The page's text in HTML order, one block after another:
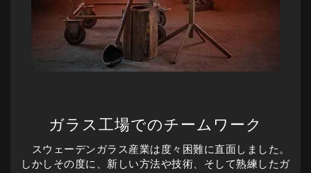
ガラス工場でのチームワーク
スウェーデンガラス産業は度々困難に直面しました。
しかしその度に、新しい方法や技術、そして熟練したガ